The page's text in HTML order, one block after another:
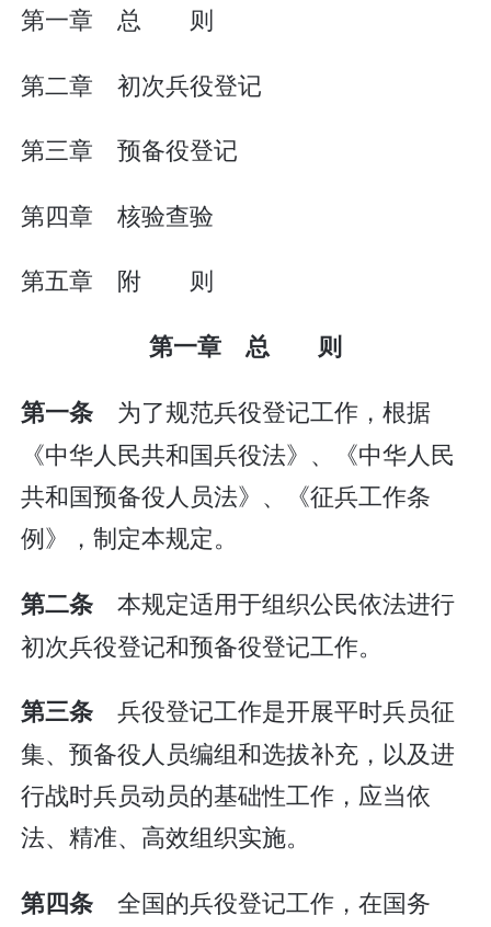
第一章 总 则
第二章 初次兵役登记
第三章 预备役登记
第四章 核验查验
第五章 附 则
第一章 总 则
第一条 为了规范兵役登记工作，根据
《中华人民共和国兵役法》、《中华人民
共和国预备役人员法》、《征兵工作条
例》，制定本规定。
第二条本规定适用于组织公民依法进行
初次兵役登记和预备役登记工作。
第三条兵役登记工作是开展平时兵员征
集、预备役人员编组和选拔补充，以及进
行战时兵员动员的基础性工作，应当依
法、精准、高效组织实施。
第四条全国的兵役登记工作，在国务